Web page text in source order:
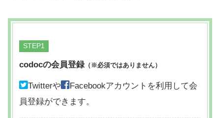
STEP
codocの会員登録（※必須ではありません）
Twitterや
Facebookアカウントを利用して会
員登録ができます。